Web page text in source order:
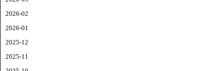
2026-02
2026-01
2025-12
2025-11